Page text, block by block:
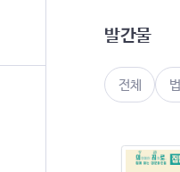
오시는길
정관·규정·약
비전선언문
발간물
전체